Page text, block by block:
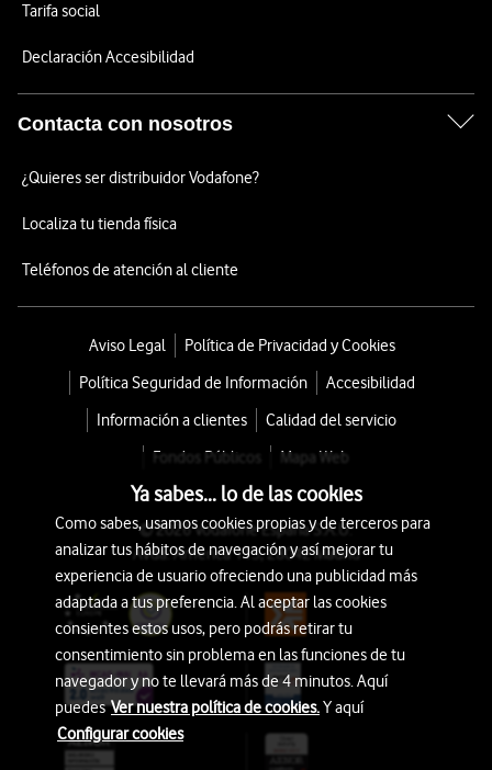
Tarifa social
Declaración Accesibilidad
Contacta con nosotros
¿Quieres ser distribuidor Vodafone?
Localiza tu tienda física
Teléfonos de atención al cliente
Aviso Legal
Política de Privacidad y Cookies
Política Seguridad de Información
Accesibilidad
Información a clientes
Calidad del servicio
Fondos Públicos
Mapa Web
© 2026 Vodafone España S.A.U.
Avda. América 115, 28042 Madrid
Ya sabes... lo de las cookies
Como sabes, usamos cookies propias y de terceros para
analizar tus hábitos de navegación y así mejorar tu
experiencia de usuario ofreciendo una publicidad más
adaptada a tus preferencia. Al aceptar las cookies
consientes estos usos, pero podrás retirar tu
consentimiento sin problema en las funciones de tu
navegador y no te llevará más de 4 minutos. Aquí
puedesVer nuestra política de cookies.Y aquí
Configurar cookies